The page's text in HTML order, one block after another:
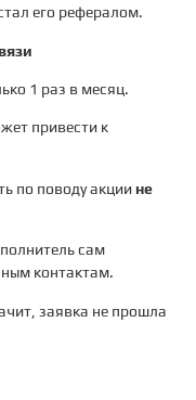
его рефералом.
1 раз в месяц.
привести к
по поводу акции не
сам
контактам.
заявка не прошла